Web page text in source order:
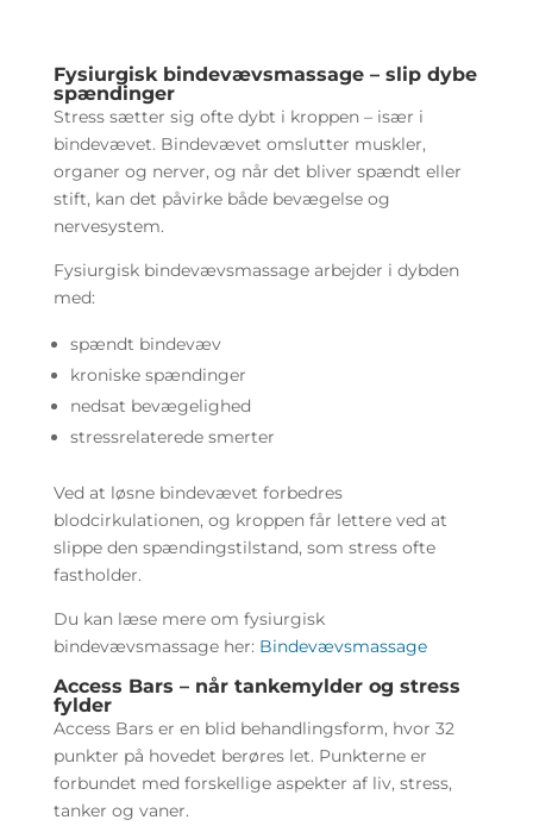
Fysiurgisk bindevævsmassage – slip dybe
spændinger
Stress sætter sig ofte dybt i kroppen – især i
bindevævet. Bindevævet omslutter muskler,
organer og nerver, og når det bliver spændt eller
stift, kan det påvirke både bevægelse og
nervesystem.
Fysiurgisk bindevævsmassage arbejder i dybden
med:
spændt bindevæv
kroniske spændinger
nedsat bevægelighed
stressrelaterede smerter
Ved at løsne bindevævet forbedres
blodcirkulationen, og kroppen får lettere ved at
slippe den spændingstilstand, som stress ofte
fastholder.
Du kan læse mere om fysiurgisk
bindevævsmassage her: Bindevævsmassage
Access Bars – når tankemylder og stress
fylder
Access Bars er en blid behandlingsform, hvor 32
punkter på hovedet berøres let. Punkterne er
forbundet med forskellige aspekter af liv, stress,
tanker og vaner.